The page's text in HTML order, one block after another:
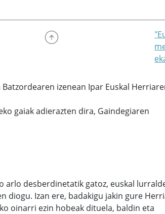
izenean Ipar Euskal
gaiak adierazten dira, Gaindegiaren
arlo desberdinetatik gatoz, euskal
diogu. Izan ere, badakigu jakin gure
oinarri ezin hobeak dituela, baldin eta